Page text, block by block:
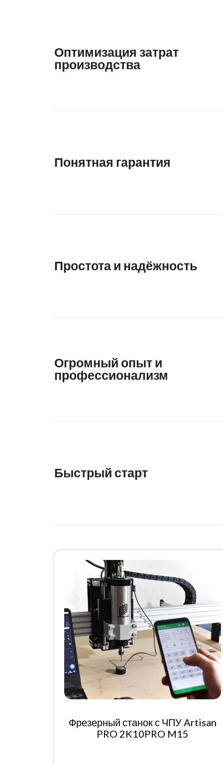
Оптимизация затрат
производства
Понятная гарантия
Простота и надёжность
Огромный опыт и
профессионализм
Быстрый старт
Фрезерный станок с ЧПУ Artisan
PRO 2K10PRO M15